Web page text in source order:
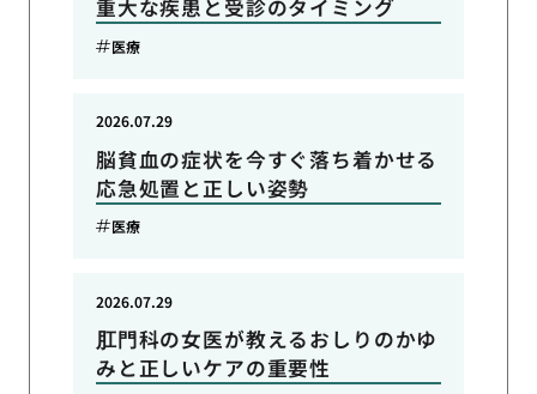
重大な疾患と受診のタイミング
医療
脳貧血の症状を今すぐ落ち着かせる
応急処置と正しい姿勢
2026.07.29
医療
肛門科の女医が教えるおしりのかゆ
みと正しいケアの重要性
2026.07.29